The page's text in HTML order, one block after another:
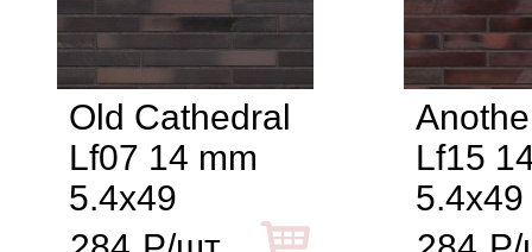
Old Cathedral
Lf07 14 mm
5.4x49
Lf15
5.4x49